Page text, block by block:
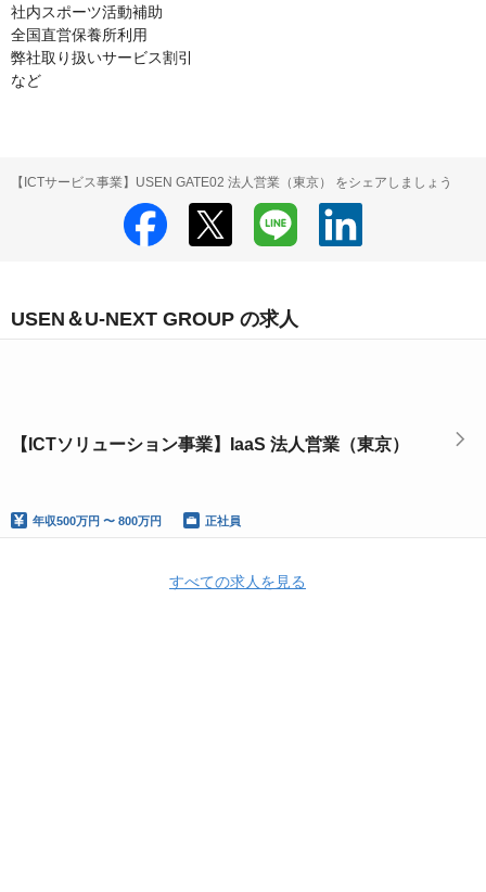
社内スポーツ活動補助
全国直営保養所利用
弊社取り扱いサービス割引
【ICTサービス事業】USEN GATE02 法人営業（東京） をシェアしましょう
USEN＆U-NEXT GROUP の求人
【ICTソリューション事業】IaaS 法人営業（東京）
年収500万円 〜 800万円 正社員
すべての求人を見る